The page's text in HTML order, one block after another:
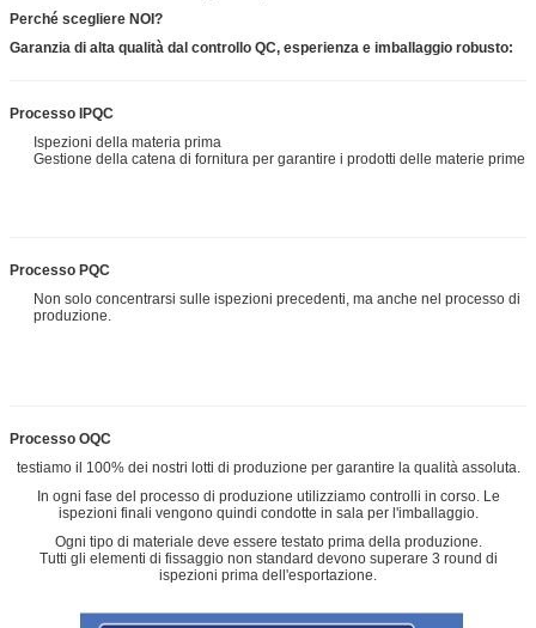
Perché scegliere NOI?
Garanzia di alta qualità dal controllo QC, esperienza e imballaggio robusto:
Processo IPQC
Ispezioni della materia prima
Gestione della catena di fornitura per garantire i prodotti delle materie prime
Processo PQC
Non solo concentrarsi sulle ispezioni precedenti, ma anche nel processo di
produzione.
Processo OQC
testiamo il 100% dei nostri lotti di produzione per garantire la qualità assoluta.
In ogni fase del processo di produzione utilizziamo controlli in corso. Le
ispezioni finali vengono quindi condotte in sala per l'imballaggio.
Ogni tipo di materiale deve essere testato prima della produzione.
Tutti gli elementi di fissaggio non standard devono superare 3 round di
ispezioni prima dell'esportazione.